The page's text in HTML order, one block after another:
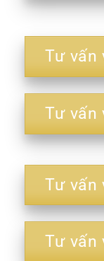
Tư vấn
Tư vấn
Tư vấn
Tư vấn